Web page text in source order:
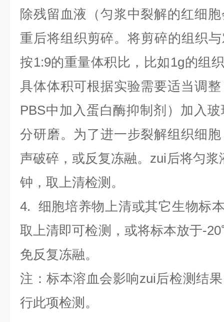
除残留血液（匀浆中裂解的红细
重后将组织剪碎。将剪碎的组织
按1:9的重量体积比，比如1g的组
具体体积可根据实验需要适当调
PBS中加入蛋白酶抑制剂）加入
分研磨。为了进一步裂解组织细
声破碎，或反复冻融。zui后将匀浆
钟，取上清检测。
4. 细胞培养物上清或其它生物标
取上清即可检测，或将标本放于-
免反复冻融。
注：标本溶血会影响zui后检测结
行此项检测。